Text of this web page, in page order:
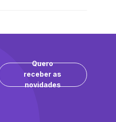
Quero
receber as
novidades